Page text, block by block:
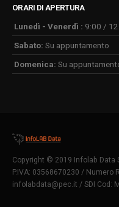
ORARI DI APERTURA
Lunedì - Venerdì : 9:00 /
Sabato: Su appuntamento
Domenica: Su
Copyright © 2019 Infolab Data
P.IVA: 03568670230 / Numero
infolabdata@pec.it / SDI Cod: